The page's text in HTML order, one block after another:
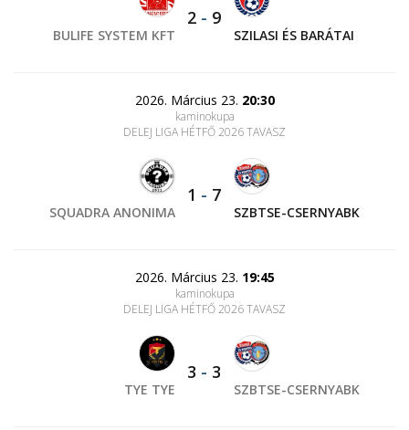
BULIFE SYSTEM KFT
2 - 9
SZILASI ÉS BARÁTAI
2026. Március 23. 20:30
kaminokupa
DELEJ LIGA HÉTFŐ 2026 TAVASZ
SQUADRA ANONIMA
1 - 7
SZBTSE-CSERNYABK
2026. Március 23. 19:45
kaminokupa
DELEJ LIGA HÉTFŐ 2026 TAVASZ
TYE TYE
3 - 3
SZBTSE-CSERNYABK